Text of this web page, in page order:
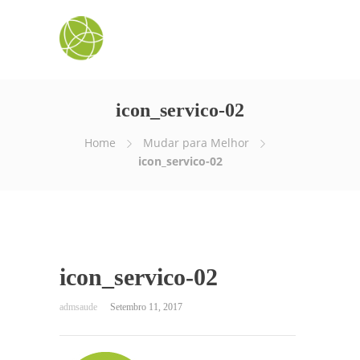
icon_servico-02
Home
Mudar para Melhor
icon_servico-02
icon_servico-02
Setembro 11, 2017